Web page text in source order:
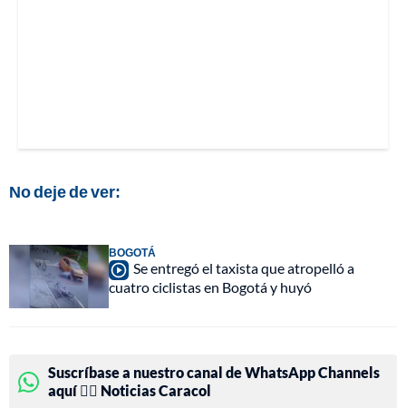
No deje de ver:
BOGOTÁ
Se entregó el taxista que atropelló a
cuatro ciclistas en Bogotá y huyó
Suscríbase a nuestro canal de WhatsApp Channels
aquí 👉🏻 Noticias Caracol